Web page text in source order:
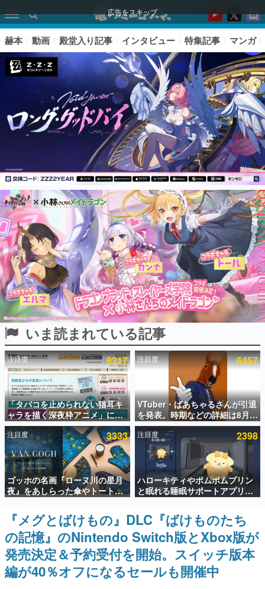
広告をスキップ
ピックアップ
電ファミのいま読まれている記事ランキング
アプリセール情報
インタビュー
連載・特集一覧
殿堂入り記事
SNS拡散数が数千以上！ ページビュー数万以上！ などな
ど。多くの人々に読まれた、電ファミ渾身の“殿堂入り”記
事をまとめました。
ゲームの企画書
名作ゲームクリエイターの方々に製作時のエピソードをお
聞きし、ヒットする企画（ゲーム）とは何か？を探ってい
きます。
赫本
この物語を解いてはいけない。『赫本』は、〈試験問題〉
の形をした短編ホラー小説集です。
新世代に訊く
これからのデジタルゲーム市場を担う若きクリエイター達
の姿を追い、彼らのルーツと情熱を探っていきます。
ゲーム世代の作家たち
ゲームに多大な影響を受けた作家さんに取材し、ゲームが
日本のコンテンツ産業やカルチャーに与えた影響を探る企
画です。
日本モバイルゲーム産業史
日本のモバイルゲーム史における主要なトピック・タイト
赫本 動画 殿堂入り記事 インタビュー 特集記事 マンガ
いま読まれている記事
注目度 8217
「タバコを止められない猫耳キ
ャラを描く深夜枠アニメ」に視
聴者の一部から批判意見。違法
薬物の使用と思しき描写も含め
て、BPOが議論を交わす
注目度 6457
VTuber・ばあちゃるさんが引退
を発表。時期などの詳細は8月9
日15時からの配信で説明
注目度 3333
ゴッホの名画『ローヌ川の星月
夜』をあしらった傘やトートバ
ッグなどが登場。8月7日21時よ
り2日間限定で予約販売
注目度 2398
ハローキティやポムポムプリン
と眠れる睡眠サポートアプリ
『ゆめたび』が配信中。キャラ
ごとのASMRや目覚ましアラー
ムも搭載
『メグとばけもの』DLC『ばけものたち
の記憶』のNintendo Switch版とXbox版が
発売決定＆予約受付を開始。スイッチ版本
編が40％オフになるセールも開催中